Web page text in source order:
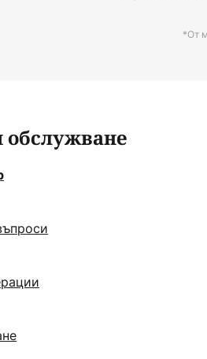
*От
обслужване